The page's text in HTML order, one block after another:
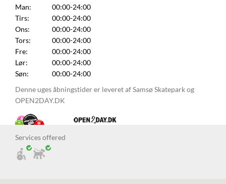
Man:
00:00-24:00
Tirs:
00:00-24:00
Ons:
00:00-24:00
Tors:
00:00-24:00
Fre:
00:00-24:00
Lør:
00:00-24:00
Søn:
00:00-24:00
Denne uges åbningstider er leveret af Samsø Skatepark og
OPEN2DAY.DK
Services offered